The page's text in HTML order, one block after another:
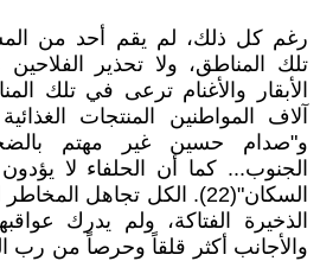
رغم كل ذلك، لم يقم أحد من
تلك المناطق، ولا تحذير
الأبقار والأغنام ترعى في تلك
و"صدام حسين غير مهتم
الجنوب... كما أن الحلفاء لا
السكان"(22). الكل تجاهل
الذخيرة الفتاكة، ولم يدرك
والأجانب أكثر قلقاً وحرصاً من